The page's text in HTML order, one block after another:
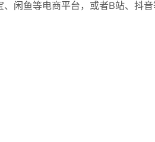
、闲鱼等电商平台，或者B站、抖音